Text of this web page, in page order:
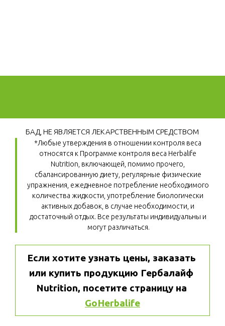
БАД, НЕ ЯВЛЯЕТСЯ ЛЕКАРСТВЕННЫМ СРЕДСТВОМ
*Любые утверждения в отношении контроля веса
относятся к Программе контроля веса Herbalife
Nutrition, включающей, помимо прочего,
сбалансированную диету, регулярные физические
упражнения, ежедневное потребление необходимого
количества жидкости, употребление биологически
активных добавок, в случае необходимости, и
достаточный отдых. Все результаты индивидуальны и
могут различаться.
Если хотите узнать цены, заказать
или купить продукцию Гербалайф
GoHerbalife